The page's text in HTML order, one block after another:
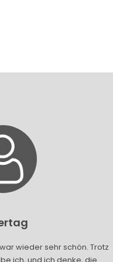
wieder sehr schön. Trotz